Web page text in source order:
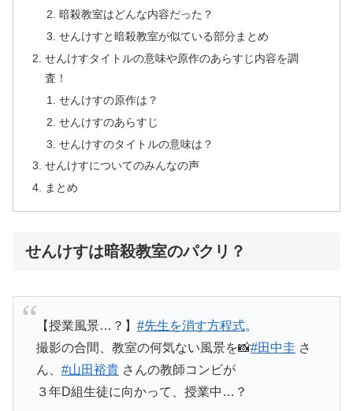
暗殺教室はどんな内容だった？
せんけすと暗殺教室が似ている部分まとめ
せんけすタイトルの意味や原作のあらすじ内容を調
査！
せんけすの原作は？
せんけすのあらすじ
せんけすのタイトルの意味は？
せんけすについてのみんなの声
まとめ
せんけすは暗殺教室のパクリ？
【授業風景…？】 #先生を消す方程式。
撮影の合間、教室の何気ない風景を📸#田中圭 さ
ん、 #山田裕貴さんの教師コンビが
３年D組生徒に向かって、授業中…？